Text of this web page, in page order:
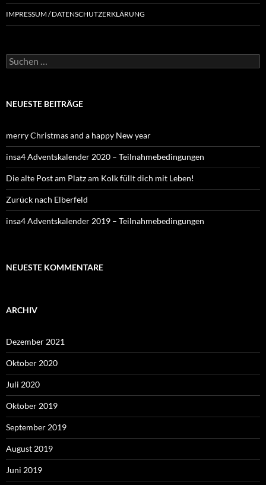
IMPRESSUM / DATENSCHUTZERKLÄRUNG
NEUESTE BEITRÄGE
merry Christmas and a happy New year
insa4 Adventskalender 2020 – Teilnahmebedingungen
Die alte Post am Platz am Kolk füllt dich mit Leben!
Zurück nach Elberfeld
insa4 Adventskalender 2019 – Teilnahmebedingungen
NEUESTE KOMMENTARE
ARCHIV
Dezember 2021
Oktober 2020
Juli 2020
Oktober 2019
September 2019
August 2019
Juni 2019